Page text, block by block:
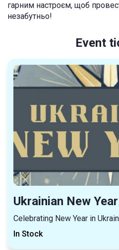
гарним настроєм, щоб
незабутньо!
Event
Ukrainian New
Celebrating New Year in
In Stock